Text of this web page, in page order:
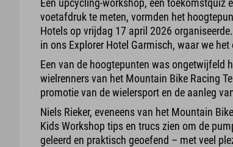
Een upcycling-workshop, een toekomstquiz
voetafdruk te meten, vormden het
Hotels op vrijdag 17 april 2026
in ons Explorer Hotel Garmisch, waar we
Een van de hoogtepunten was ongetwijfeld
wielrenners van het Mountain Bike Racing
promotie van de wielersport en de aanleg
Niels Rieker, eveneens van het Mountain
Kids Workshop tips en trucs zien om de
geleerd en praktisch geoefend – met veel